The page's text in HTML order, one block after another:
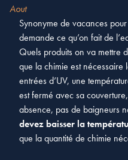
Aout
Synonyme de vacances
demande ce qu’on fait de
Quels produits on va mettre
que la chimie est nécessaire
entrées d’UV, une
est fermé avec sa
absence, pas de baigneurs
devez baisser la
que la quantité de chimie